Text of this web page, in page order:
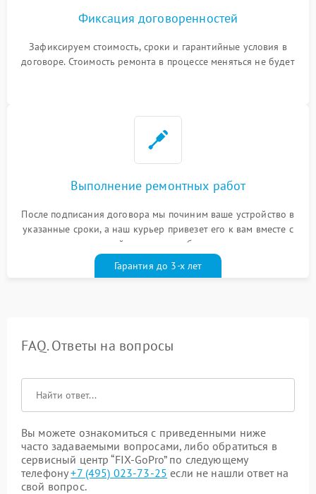
Фиксация договоренностей
Зафиксируем стоимость, сроки и гарантийные условия в
договоре. Стоимость ремонта в процессе меняться не будет
Выполнение ремонтных работ
После подписания договора мы починим ваше устройство в
указанные сроки, а наш курьер привезет его к вам вместе с
гарантийным талоном бесплатно
Гарантия до 3-х лет
FAQ. Ответы на вопросы
Вы можете ознакомиться с приведенными ниже
часто задаваемыми вопросами, либо обратиться в
сервисный центр “FIX-GoPro” по следующему
телефону+7 (495) 023-73-25 если не нашли ответ на
свой вопрос.